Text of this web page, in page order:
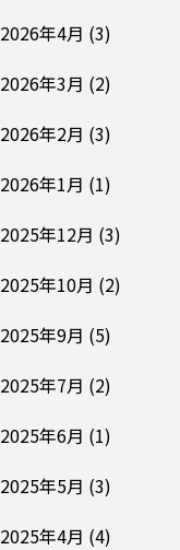
2026年4月 (3)
2026年3月 (2)
2026年2月 (3)
2026年1月 (1)
2025年12月 (3)
2025年10月 (2)
2025年9月 (5)
2025年7月 (2)
2025年6月 (1)
2025年5月 (3)
2025年4月 (4)